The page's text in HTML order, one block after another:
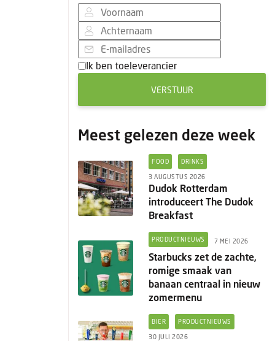
Ik ben toeleverancier
VERSTUUR
Meest gelezen deze week
FOOD DRINKS
3 AUGUSTUS 2026
Dudok Rotterdam
introduceert The Dudok
Breakfast
PRODUCTNIEUWS 7 MEI 2026
Starbucks zet de zachte,
romige smaak van
banaan centraal in nieuw
zomermenu
BIER PRODUCTNIEUWS
30 JULI 2026